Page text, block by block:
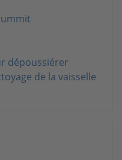
dépoussiérer
de la vaisselle